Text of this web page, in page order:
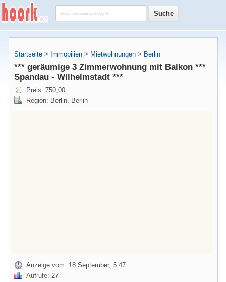
Startseite > Immobilien > Mietwohnungen > Berlin
*** geräumige 3 Zimmerwohnung mit Balkon ***
Spandau - Wilhelmstadt ***
Preis: 750,00
Region: Berlin, Berlin
Anzeige vom: 18 September, 5:47
Aufrufe: 27